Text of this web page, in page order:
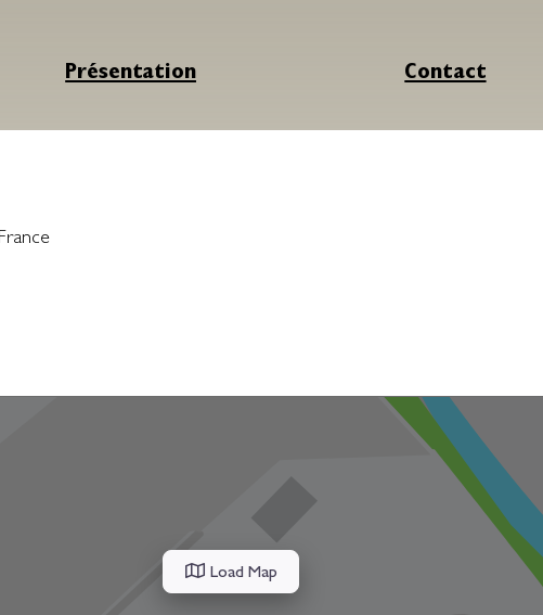
Présentation Contact
France
Load Map